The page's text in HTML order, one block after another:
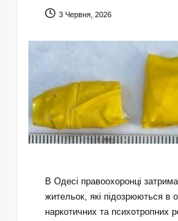
3 Червня, 2026
В Одесі правоохоронці
жительок, які підозрюються в
наркотичних та психотропних